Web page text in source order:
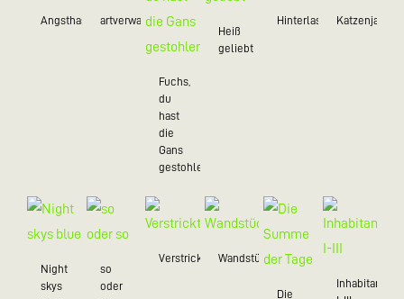
Angsthasen artverwandt
Fuchs,
du
hast
die
Gans
gestohlen
Heiß
geliebt
Hinterlassenschaft
Night
skys
so
oder
Verstrickt Wandstück
Die
Inhabitant